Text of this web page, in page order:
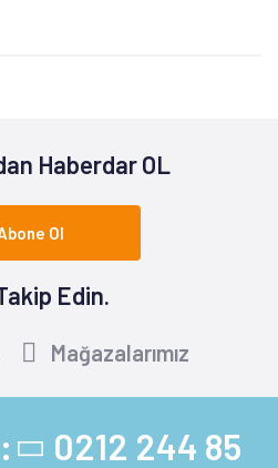
Haberdar OL
Ol
Edin.
Mağazalarımız
: 0212 244 85